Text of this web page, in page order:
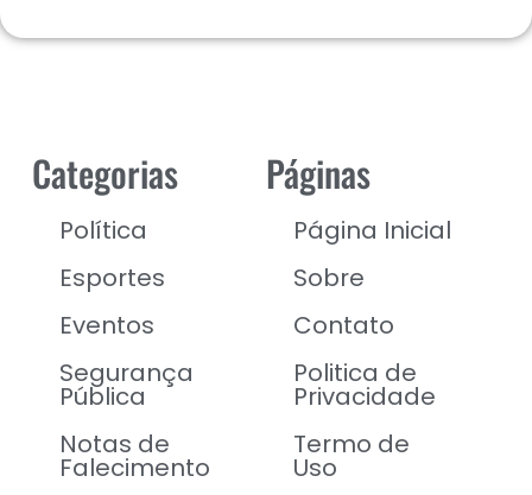
Categorias
Política
Esportes
Eventos
Segurança
Pública
Notas de
Falecimento
Páginas
Página Inicial
Sobre
Contato
Politica de
Privacidade
Termo de
Uso